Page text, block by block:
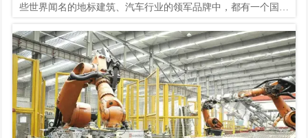
些世界闻名的地标建筑、汽车行业的领军品牌中，都有一个国产